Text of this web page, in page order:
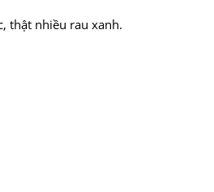
thật nhiều rau xanh.